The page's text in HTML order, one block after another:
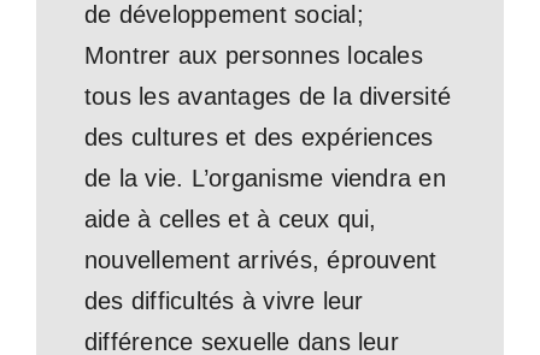
de développement social;
Montrer aux personnes locales
tous les avantages de la diversité
des cultures et des expériences
de la vie. L’organisme viendra en
aide à celles et à ceux qui,
nouvellement arrivés, éprouvent
des difficultés à vivre leur
différence sexuelle dans leur